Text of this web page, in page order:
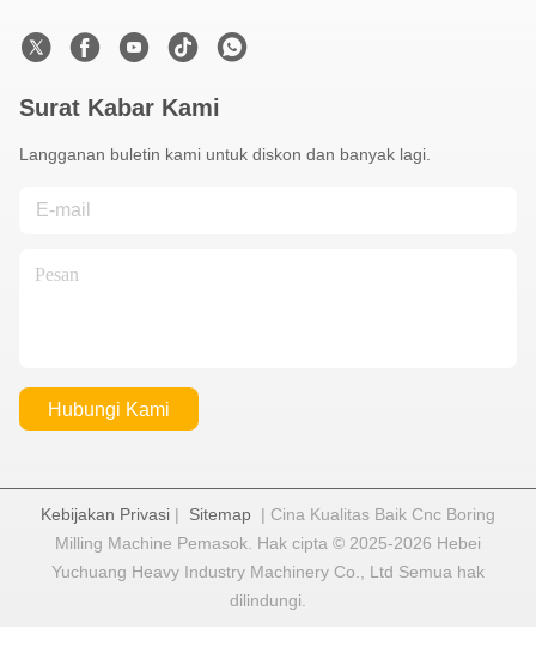
Surat Kabar Kami
Langganan buletin kami untuk diskon dan banyak lagi.
Hubungi Kami
Kebijakan Privasi | Sitemap | Cina Kualitas Baik Cnc Boring
Milling Machine Pemasok. Hak cipta © 2025-2026 Hebei
Yuchuang Heavy Industry Machinery Co., Ltd Semua hak
dilindungi.